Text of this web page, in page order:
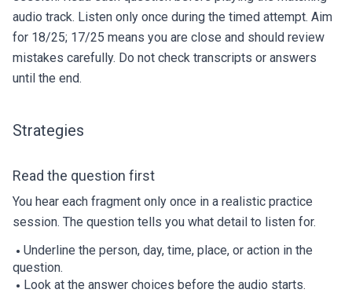
audio track. Listen only once during the timed attempt. Aim
for 18/25; 17/25 means you are close and should review
mistakes carefully. Do not check transcripts or answers
until the end.
Strategies
Read the question first
You hear each fragment only once in a realistic practice
session. The question tells you what detail to listen for.
Underline the person, day, time, place, or action in the
question.
Look at the answer choices before the audio starts.